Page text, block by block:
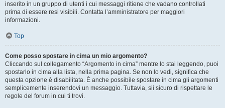
inserito in un gruppo di utenti i cui messaggi ritiene che vadano controllati
prima di essere resi visibili. Contatta l’amministratore per maggiori
informazioni.
Top
Come posso spostare in cima un mio argomento?
Cliccando sul collegamento “Argomento in cima” mentre lo stai leggendo, puoi
spostarlo in cima alla lista, nella prima pagina. Se non lo vedi, significa che
questa opzione è disabilitata. È anche possibile spostare in cima gli argomenti
semplicemente inserendovi un messaggio. Tuttavia, sii sicuro di rispettare le
regole del forum in cui ti trovi.